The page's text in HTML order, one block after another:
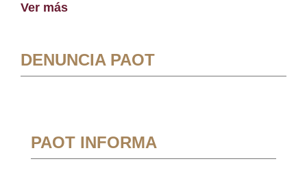
Ver más
DENUNCIA PAOT
PAOT INFORMA